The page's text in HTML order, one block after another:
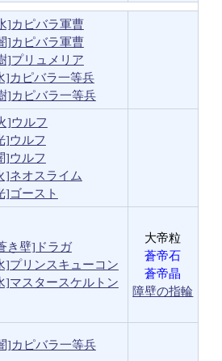
]カピバラ軍曹
]カピバラ軍曹
]プリュメリア
]カピバラ一等兵
]カピバラ一等兵
]ウルフ
]ウルフ
]ウルフ
]ネオスライム
]ゴースト
き壁]ドラガ
]プリンスキューコン
]マスタースケルトン
大帝粒
蒼帝石
蒼帝晶
障壁の指輪
]カピバラ一等兵